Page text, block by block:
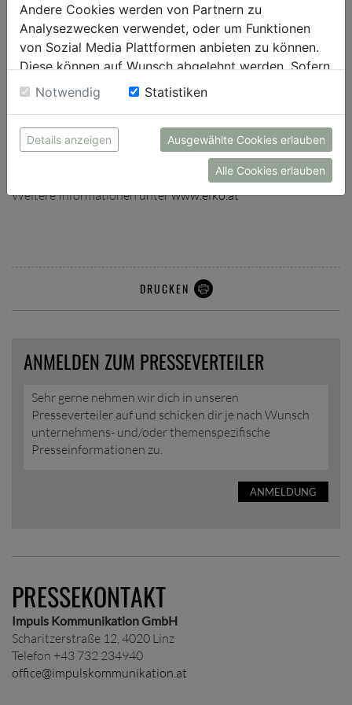
Qualität.
efko Frischfrucht und Delikatessen GmbH
efko ist ein international ausgerichtetes Unternehmen mit
Hauptsitz in Eferding (Oberösterreich),
Zweigniederlassungen in Traun (Obstlagerhaus) und
Wilhering (Stiftsgärtnerei Wilhering) und einer
Tochtergesellschaft in Tschechien (efko-Veseli) sowie den
Firmen Geißlmayr in Eferding (Oberösterreich), machland in
Naarn (Oberösterreich) und Vitana in Wien.
Weitere Informationen unterwww.efko.at
DRUCKEN
ANMELDEN ZUM PRESSEVERTEILER
Sehr gerne nehmen wir dich in unseren
Presseverteiler auf und schicken dir je nach Wunsch
unternehmens- und/oder themenspezifische
Presseinformationen zu.
ANMELDUNG
PRESSEKONTAKT
Impuls Kommunikation GmbH
Scharitzerstraße 12, 4020 Linz
Telefon +43 732 234940
office@impulskommunikation.at
Andere Cookies werden von Partnern zu
Analysezwecken verwendet, oder um Funktionen
von Sozial Media Plattformen anbieten zu können.
Diese können auf Wunsch abgelehnt werden. Sofern
sie unsere Webseite weiter nutzen, geben Sie
Einwilligung zu unseren Cookies.
Notwendig Statistiken
Details anzeigen Ausgewählte Cookies erlauben
Alle Cookies erlauben